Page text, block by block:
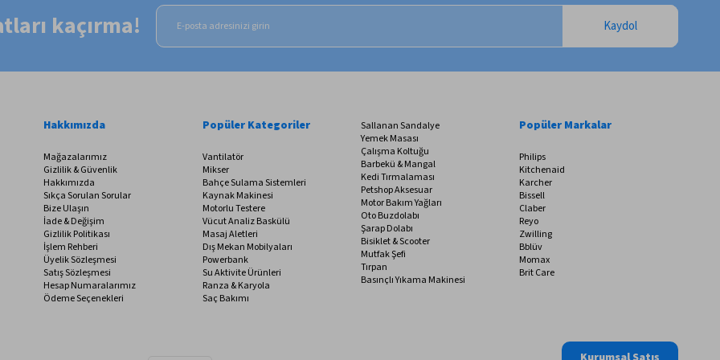
kaçırma! Kaydol
Hakkımızda
Mağazalarımız
Gizlilik & Güvenlik
Hakkımızda
Sıkça Sorulan Sorular
Bize Ulaşın
İade & Değişim
Gizlilik Politikası
İşlem Rehberi
Üyelik Sözleşmesi
Satış Sözleşmesi
Hesap Numaralarımız
Ödeme Seçenekleri
Popüler Kategoriler
Vantilatör
Mikser
Bahçe Sulama Sistemleri
Kaynak Makinesi
Motorlu Testere
Vücut Analiz Baskülü
Masaj Aletleri
Dış Mekan Mobilyaları
Powerbank
Su Aktivite Ürünleri
Ranza & Karyola
Saç Bakımı
Sallanan Sandalye
Yemek Masası
Çalışma Koltuğu
Barbekü & Mangal
Kedi Tırmalaması
Petshop Aksesuar
Motor Bakım Yağları
Oto Buzdolabı
Şarap Dolabı
Bisiklet & Scooter
Mutfak Şefi
Tırpan
Basınçlı Yıkama Makinesi
Popüler Markalar
Philips
Kitchenaid
Karcher
Bissell
Claber
Reyo
Zwilling
Bblüv
Momax
Brit Care